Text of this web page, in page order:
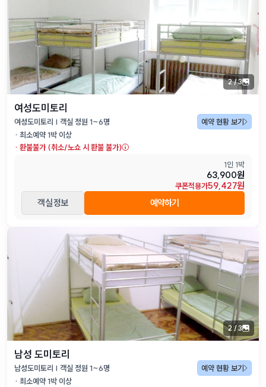
2/3
여성도미토리
여성도미토리 | 객실 정원 1~6명
예약 현황 보기
· 최소예약1박 이상
· 환불불가 (취소/노쇼 시 환불 불가)
1인 1박
63,900원
쿠폰적용가59,427원
객실 정보
예약하기
2/3
남성 도미토리
남성도미토리 | 객실 정원 1~6명
예약 현황 보기
· 최소예약1박 이상